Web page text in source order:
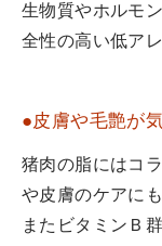
生物質やホルモ
全性の高い低ア
●皮膚や毛艶が
猪肉の脂にはコ
や皮膚のケアに
またビタミンＢ